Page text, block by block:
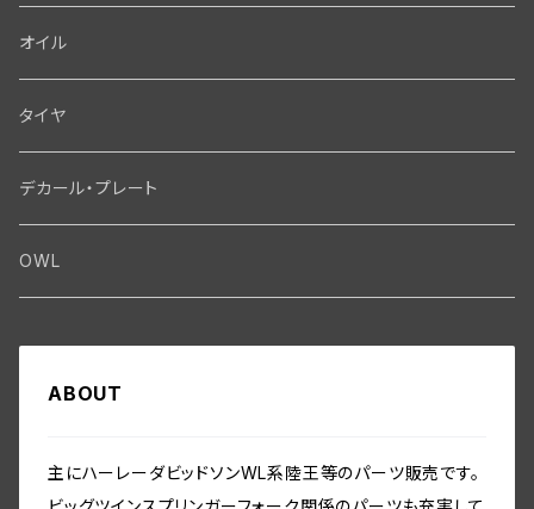
オイルポンプ関係
エンジン関係 ビックツイン
エンジン関係、ビッグツイン
ディストリビューター関係
ヘッドライト・テールライト関係
ドライブチェーン関係
スプロケット・ベルトドライブキット
フロントフォーク・フレーム
フロントフォーク関係
ソフテイル用 New Springer Fork
シート・サドルバッグ
シートポスト関係
ソロサドルシート関係
サドルバッグ
ハンドルバー・タンク・フェンダー
ハンドルバー関係
オイルパイプ・ガスバルブ・ガスパイプ関係
ホイール・ブレーキ
ホイール／リム関係
リアアクスル関係
スピードメーター関係
ミリタリー装備関係
シート・サドルバック
シートポスト関係
フォーク・フレーム
Hard wear kits
Fork-Shockabsorber
Frame-Swingarm
Motor
Carbrator
Transmission・Primary
Transmission-Shifter
Primary-clutch-Kickstarter
Gastank・Oiltank
Oilline
Gastank・Oiltank
Electrical
Electrical
TOOL
Handlebar-controls
Washer-Cotterpin
オイル
タイヤ
デカール・プレート
OWL
ABOUT
主にハーレーダビッドソンWL系陸王等のパーツ販売です。